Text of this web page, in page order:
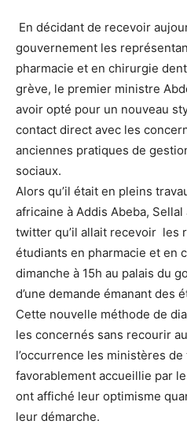
En décidant de recevoir
gouvernement les
pharmacie et en chirurgie
grève, le premier ministre
avoir opté pour un nouveau
contact direct avec les
anciennes pratiques de
sociaux.
Alors qu’il était en pleins
africaine à Addis Abeba,
twitter qu’il allait recevoir les
étudiants en pharmacie et en
dimanche à 15h au palais du
d’une demande émanant des
Cette nouvelle méthode de
les concernés sans recourir
l’occurrence les ministères
favorablement accueillie par
ont affiché leur optimisme
leur démarche.